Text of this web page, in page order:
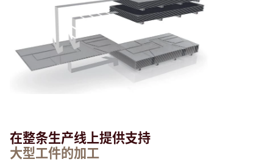
在整条生产线上提供支持
大型工件的加工